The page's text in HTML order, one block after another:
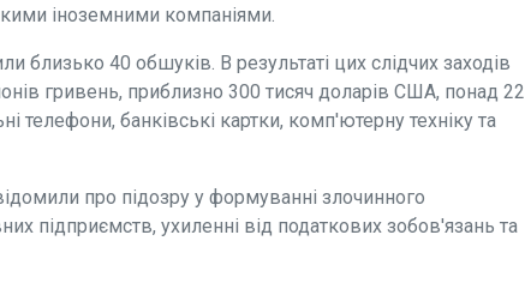
іноземними компаніями.
близько 40 обшуків. В результаті цих слідчих заходів
гривень, приблизно 300 тисяч доларів США, понад 22
телефони, банківські картки, комп'ютерну техніку та
про підозру у формуванні злочинного
підприємств, ухиленні від податкових зобов'язань та